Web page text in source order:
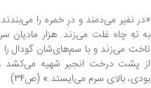
«در نفیر می‌دمند و درِ خمره را
به تهِ چاه غلت می‌زند. هزار مادیان
تاخت می‌زند و با سم‌های‌شان گودال
از پشت درخت انجیر شهیه می‌کشد
بودی، بالای سرم می‌ایستد.» (ص۳۴)